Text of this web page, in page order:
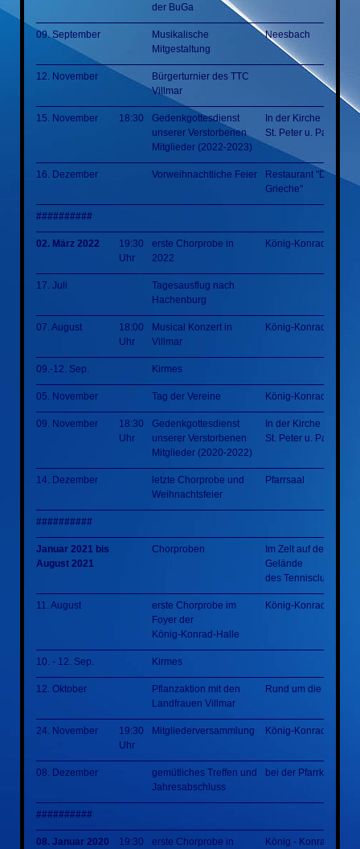
der BuGa
09. September
Musikalische
Mitgestaltung
Neesbach
12. November
Bürgerturnier des TTC
Villmar
15. November 18:30
Gedenkgottesdienst
unserer Verstorbenen
Mitglieder (2022-2023)
In der Kirche
St. Peter u. Paul
16. Dezember Vorweihnachtliche Feier
Restaurant "Der
Grieche"
##########
02. März 2022
19:30
Uhr
erste Chorprobe in
2022
König-Konrad-Halle
17. Juli
Tagesausflug nach
Hachenburg
07. August
18:00
Uhr
Musical Konzert in
Villmar
König-Konrad-Halle
09.-12. Sep. Kirmes
05. November Tag der Vereine König-Konrad-Halle
09. November
18:30
Uhr
Gedenkgottesdienst
unserer Verstorbenen
Mitglieder (2020-2022)
In der Kirche
St. Peter u. Paul
14. Dezember
letzte Chorprobe und
Weihnachtsfeier
Pfarrsaal
##########
Januar 2021 bis
August 2021
Chorproben
Im Zelt auf dem
Gelände
des Tennisclubs
11. August
erste Chorprobe im
Foyer der
König-Konrad-Halle
König-Konrad-Halle
10. - 12. Sep. Kirmes
12. Oktober
Pflanzaktion mit den
Landfrauen Villmar
Rund um die KKH
24. November
19:30
Uhr
Mitgliederversammlung König-Konrad-Halle
08. Dezember
gemütliches Treffen und
Jahresabschluss
bei der Pfarrkirche
##########
08. Januar 2020
19:30
erste Chorprobe in
König - Konrad -